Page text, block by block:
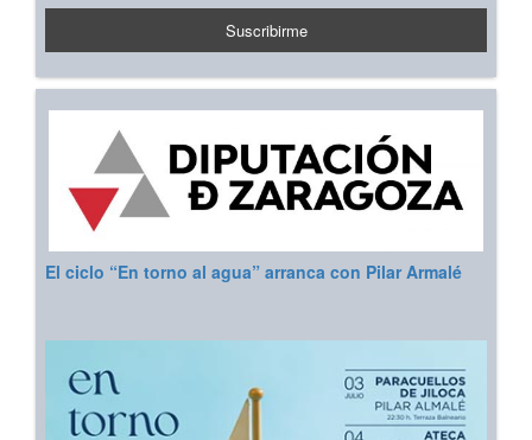
El ciclo “En torno al agua” arranca con Pilar Armalé